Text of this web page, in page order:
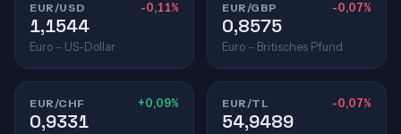
EUR/USD -0,11%
1,1544
Euro – US-Dollar
EUR/GBP -0,07%
0,8575
Euro – Britisches Pfund
EUR/CHF +0,09%
0,9331
EUR/TL -0,07%
54,9489